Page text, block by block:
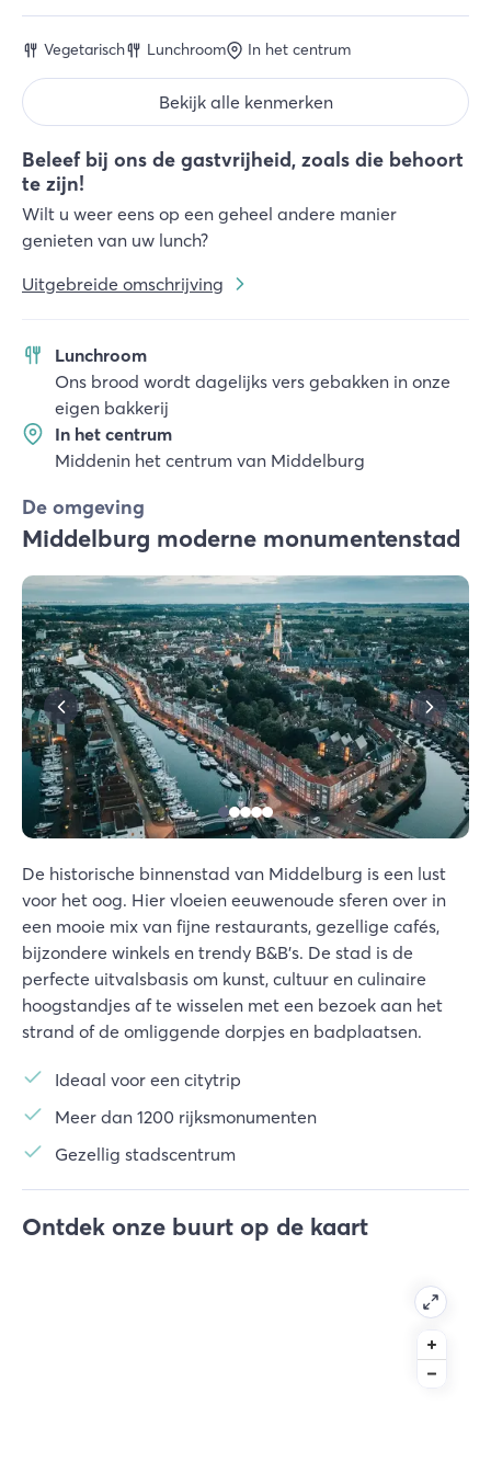
Beleef bij ons de gastvrijheid, zoals die behoort
te zijn!
Wilt u weer eens op een geheel andere manier
genieten van uw lunch?
Uitgebreide omschrijving
Lunchroom
Ons brood wordt dagelijks vers gebakken in onze
eigen bakkerij
In het centrum
Middenin het centrum van Middelburg
Vegetarisch Lunchroom In het centrum
Bekijk alle kenmerken
De omgeving
Middelburg moderne monumentenstad
De historische binnenstad van Middelburg is een lust
voor het oog. Hier vloeien eeuwenoude sferen over in
een mooie mix van fijne restaurants, gezellige cafés,
bijzondere winkels en trendy B&B's. De stad is de
perfecte uitvalsbasis om kunst, cultuur en culinaire
hoogstandjes af te wisselen met een bezoek aan het
strand of de omliggende dorpjes en badplaatsen.
Ideaal voor een citytrip
Meer dan 1200 rijksmonumenten
Gezellig stadscentrum
Ontdek onze buurt op de kaart